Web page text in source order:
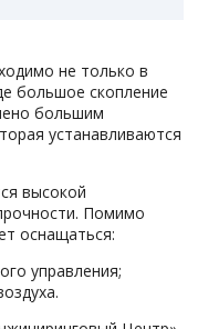
не только в
большое скопление
большим
устанавливаются
высокой
Помимо
оснащаться:
управления;